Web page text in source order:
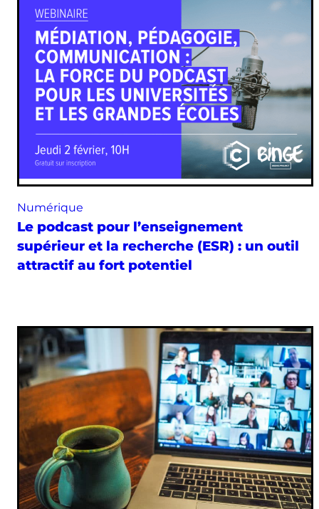
Numérique
Le podcast pour l’enseignement
supérieur et la recherche (ESR) : un outil
attractif au fort potentiel